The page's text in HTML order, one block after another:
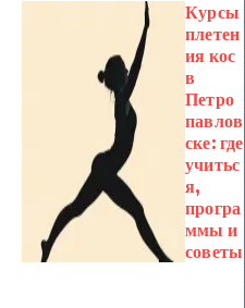
Курсы
плетен
ия кос
в
Петро
павлов
ске: где
учитьс
я,
програ
ммы и
советы